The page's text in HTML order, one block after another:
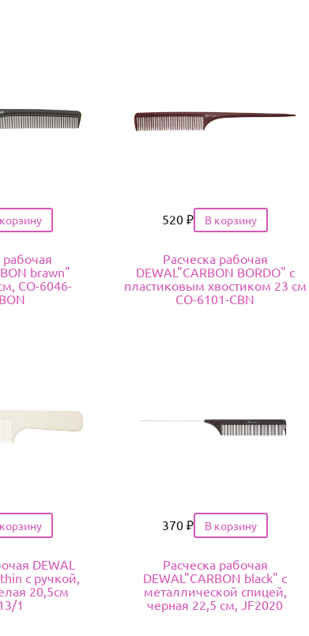
рабочая
brawn"
CO-6046-
Цена
520 ₽
Расческа рабочая
DEWAL"CARBON BORDO" с
пластиковым хвостиком 23 см
CO-6101-CBN
DEWAL
с ручкой,
20,5см
1
Цена
370 ₽
Расческа рабочая
DEWAL"CARBON black" с
металлической спицей,
черная 22,5 см, JF2020